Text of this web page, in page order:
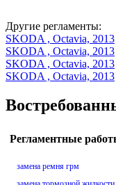
Другие регламенты:
SKODA , Octavia, 2013
SKODA , Octavia, 2013
SKODA , Octavia, 2013
SKODA , Octavia, 2013
Регламентные
замена ремня грм